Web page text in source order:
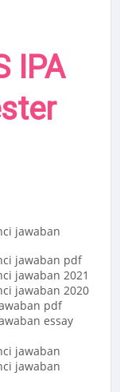
IPA
jawaban
jawaban pdf
jawaban 2021
jawaban 2020
pdf
essay
jawaban
jawaban